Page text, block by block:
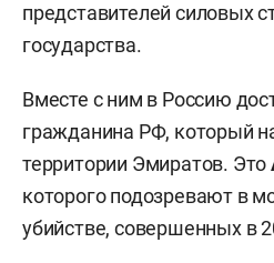
представителей силовых
государства.
Вместе с ним в Россию
гражданина РФ, который
территории Эмиратов. Это
которого подозревают в
убийстве, совершенных в